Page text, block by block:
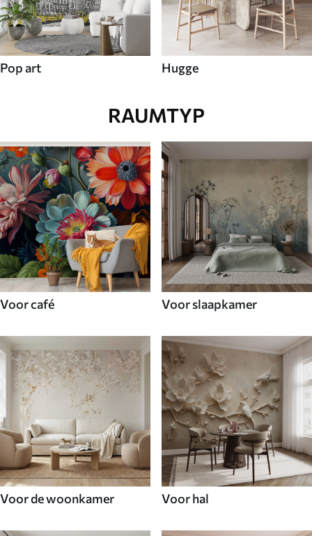
Pop art Hugge
RAUMTYP
Voor café Voor slaapkamer
Voor de woonkamer Voor hal